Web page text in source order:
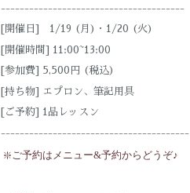
---------------------------------------
[開催日] 1/19 (月)・1/20 (火)
[開催時間] 11:00~13:00
[参加費] 5,500円 (税込)
[持ち物] エプロン、筆記用具
[ご予約] 1品レッスン
----------------------------------------
❇️ご予約はメニュー&予約からどうぞ♪